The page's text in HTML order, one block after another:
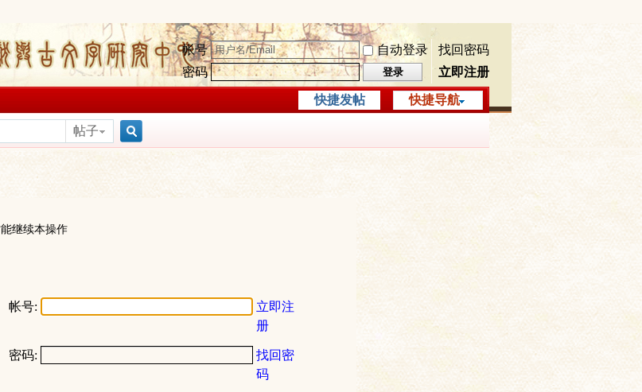
帐号 自动登录
找回密码
密码
登录 立即注册
快捷导航
快捷发帖
帖子
继续本操作
帐号:
立即注
册
密码:
找回密
码